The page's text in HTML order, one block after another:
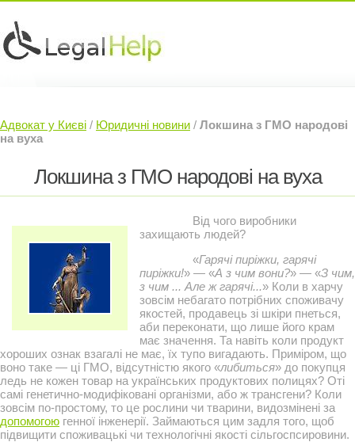
Судовий Адвокат »
Адвокат у Києві / Юридичні новини / Локшина з ГМО народові
на вуха
Локшина з ГМО народові на вуха
Від чого виробники
захищають людей?
«Гарячі пиріжки, гарячі
пиріжки!» — «А з чим вони?» — «З чим,
з чим ... Але ж гарячі...» Коли в харчу
зовсім небагато потрібних споживачу
якостей, продавець зі шкіри пнеться,
аби переконати, що лише його крам
має значення. Та навіть коли продукт
хороших ознак взагалі не має, їх тупо вигадають. Приміром, що
воно таке — ці ГМО, відсутністю якого «либиться» до покупця
ледь не кожен товар на українських продуктових полицях? Оті
самі генетично-модифіковані організми, або ж трансгени? Коли
зовсім по-простому, то це рослини чи тварини, видозмінені за
допомогою генної інженерії. Займаються цим задля того, щоб
підвищити споживацькі чи технологічні якості сільгоспсировини.